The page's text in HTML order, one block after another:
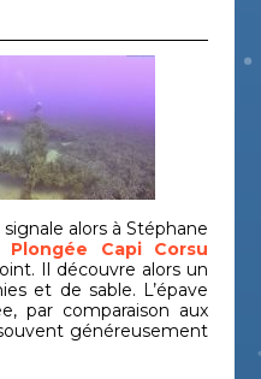
alors à Stéphane
Plongée Capi Corsu
Il découvre alors un
et de sable. L’épave
par comparaison aux
généreusement